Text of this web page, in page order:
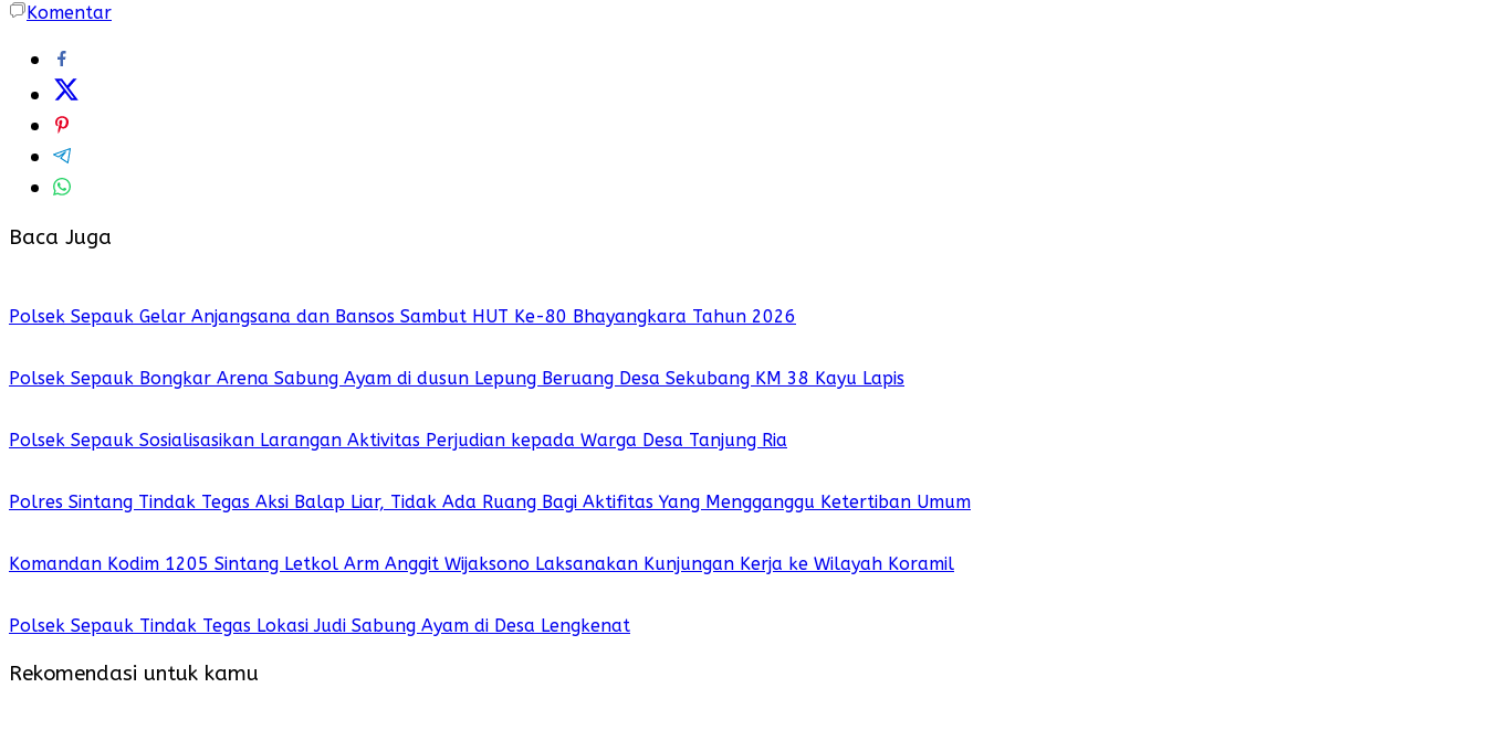
Komentar
Baca Juga
Polsek Sepauk Gelar Anjangsana dan Bansos Sambut HUT Ke-80 Bhayangkara Tahun 2026
Polsek Sepauk Bongkar Arena Sabung Ayam di dusun Lepung Beruang Desa Sekubang KM 38 Kayu Lapis
Polsek Sepauk Sosialisasikan Larangan Aktivitas Perjudian kepada Warga Desa Tanjung Ria
Polres Sintang Tindak Tegas Aksi Balap Liar, Tidak Ada Ruang Bagi Aktifitas Yang Mengganggu Ketertiban Umum
Komandan Kodim 1205 Sintang Letkol Arm Anggit Wijaksono Laksanakan Kunjungan Kerja ke Wilayah Koramil
Polsek Sepauk Tindak Tegas Lokasi Judi Sabung Ayam di Desa Lengkenat
Rekomendasi untuk kamu